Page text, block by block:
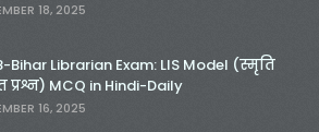
18, 2025
Bihar Librarian Exam: LIS Model (स्मृति
प्रश्न) MCQ in Hindi-Daily
16, 2025